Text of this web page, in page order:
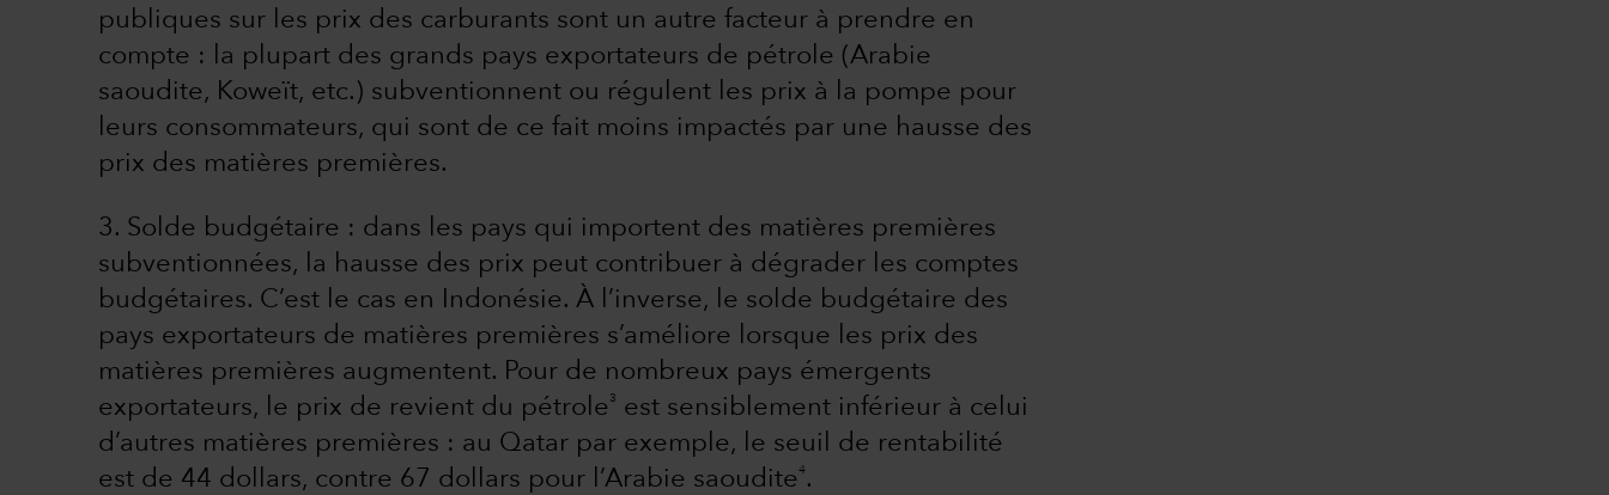
publiques sur les prix des carburants sont un autre facteur à prendre en
compte : la plupart des grands pays exportateurs de pétrole (Arabie
saoudite, Koweït, etc.) subventionnent ou régulent les prix à la pompe pour
leurs consommateurs, qui sont de ce fait moins impactés par une hausse des
prix des matières premières.
3. Solde budgétaire : dans les pays qui importent des matières premières
subventionnées, la hausse des prix peut contribuer à dégrader les comptes
budgétaires. C’est le cas en Indonésie. À l’inverse, le solde budgétaire des
pays exportateurs de matières premières s’améliore lorsque les prix des
matières premières augmentent. Pour de nombreux pays émergents
exportateurs, le prix de revient du pétrole 3
est sensiblement inférieur à celui
d’autres matières premières : au Qatar par exemple, le seuil de rentabilité
est de 44 dollars, contre 67 dollars pour l’Arabie saoudite 4 .